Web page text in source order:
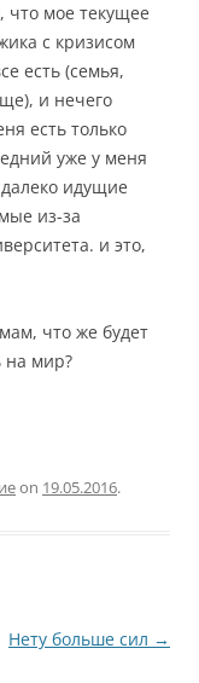
что мое текущее
с кризисом
есть (семья,
и нечего
есть только
уже у меня
идущие
из-за
и это,
что же будет
на мир?
on 19.05.2016.
Нету больше сил →